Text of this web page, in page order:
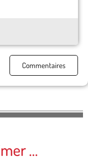
Commentaires
...